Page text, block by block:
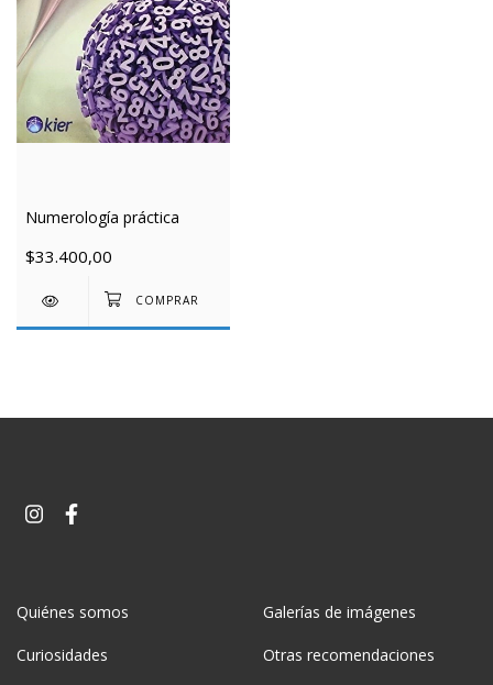
Numerología práctica
$33.400,00
Quiénes somos Galerías de imágenes
Curiosidades Otras recomendaciones